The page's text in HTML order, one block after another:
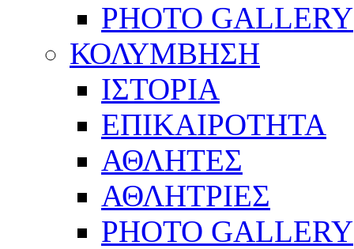
PHOTO GALLERY
ΚΟΛΥΜΒΗΣΗ
ΙΣΤΟΡΙΑ
ΕΠΙΚΑΙΡΟΤΗΤΑ
ΑΘΛΗΤΕΣ
ΑΘΛΗΤΡΙΕΣ
PHOTO GALLERY